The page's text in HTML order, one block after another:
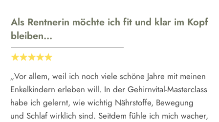
Als Rentnerin möchte ich fit und klar im Kopf
bleiben...
„Vor allem, weil ich noch viele schöne Jahre mit meinen
Enkelkindern erleben will. In der Gehirnvital-Masterclass
habe ich gelernt, wie wichtig Nährstoffe, Bewegung
und Schlaf wirklich sind. Seitdem fühle ich mich wacher,